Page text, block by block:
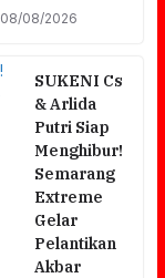
08/08/2026
SUKENI Cs
& Arlida
Putri Siap
Menghibur!
Semarang
Extreme
Gelar
Pelantikan
Akbar